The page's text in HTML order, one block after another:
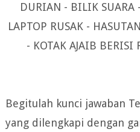
DURIAN - BILIK SUARA
LAPTOP RUSAK -
- KOTAK AJAIB BERISI
Begitulah kunci jawaban
yang dilengkapi dengan